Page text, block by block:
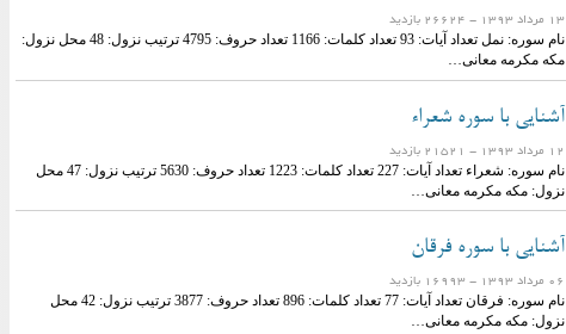
13 مرداد 1393 - 26624 بازدید
نام سوره: نمل تعداد آیات: 93 تعداد کلمات: 1166 تعداد حروف: 4795 ترتیب نزول: 48 محل نزول:
مکه مکرمه معانی…
آشنایی با سوره شعراء
12 مرداد 1393 - 21521 بازدید
نام سوره: شعراء تعداد آیات: 227 تعداد کلمات: 1223 تعداد حروف: 5630 ترتیب نزول: 47 محل
نزول: مکه مکرمه معانی…
آشنایی با سوره فرقان
06 مرداد 1393 - 16993 بازدید
نام سوره: فرقان تعداد آیات: 77 تعداد کلمات: 896 تعداد حروف: 3877 ترتیب نزول: 42 محل
نزول: مکه مکرمه معانی…